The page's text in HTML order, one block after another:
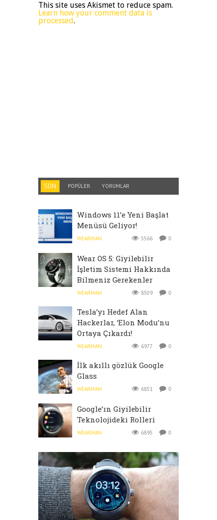
This site uses Akismet to reduce spam.
Learn how your comment data is
processed.
SON POPÜLER YORUMLAR
Windows 11’e Yeni Başlat
Menüsü Geliyor!
WEARMAN 5566 0
Wear OS 5: Giyilebilir
İşletim Sistemi Hakkında
Bilmeniz Gerekenler
WEARMAN 8509 0
Tesla’yı Hedef Alan
Hackerlar, ‘Elon Modu’nu
Ortaya Çıkardı!
WEARMAN 6977 0
İlk akıllı gözlük Google
Glass
WEARMAN 6851 0
Google’ın Giyilebilir
Teknolojideki Rolleri
WEARMAN 6895 0